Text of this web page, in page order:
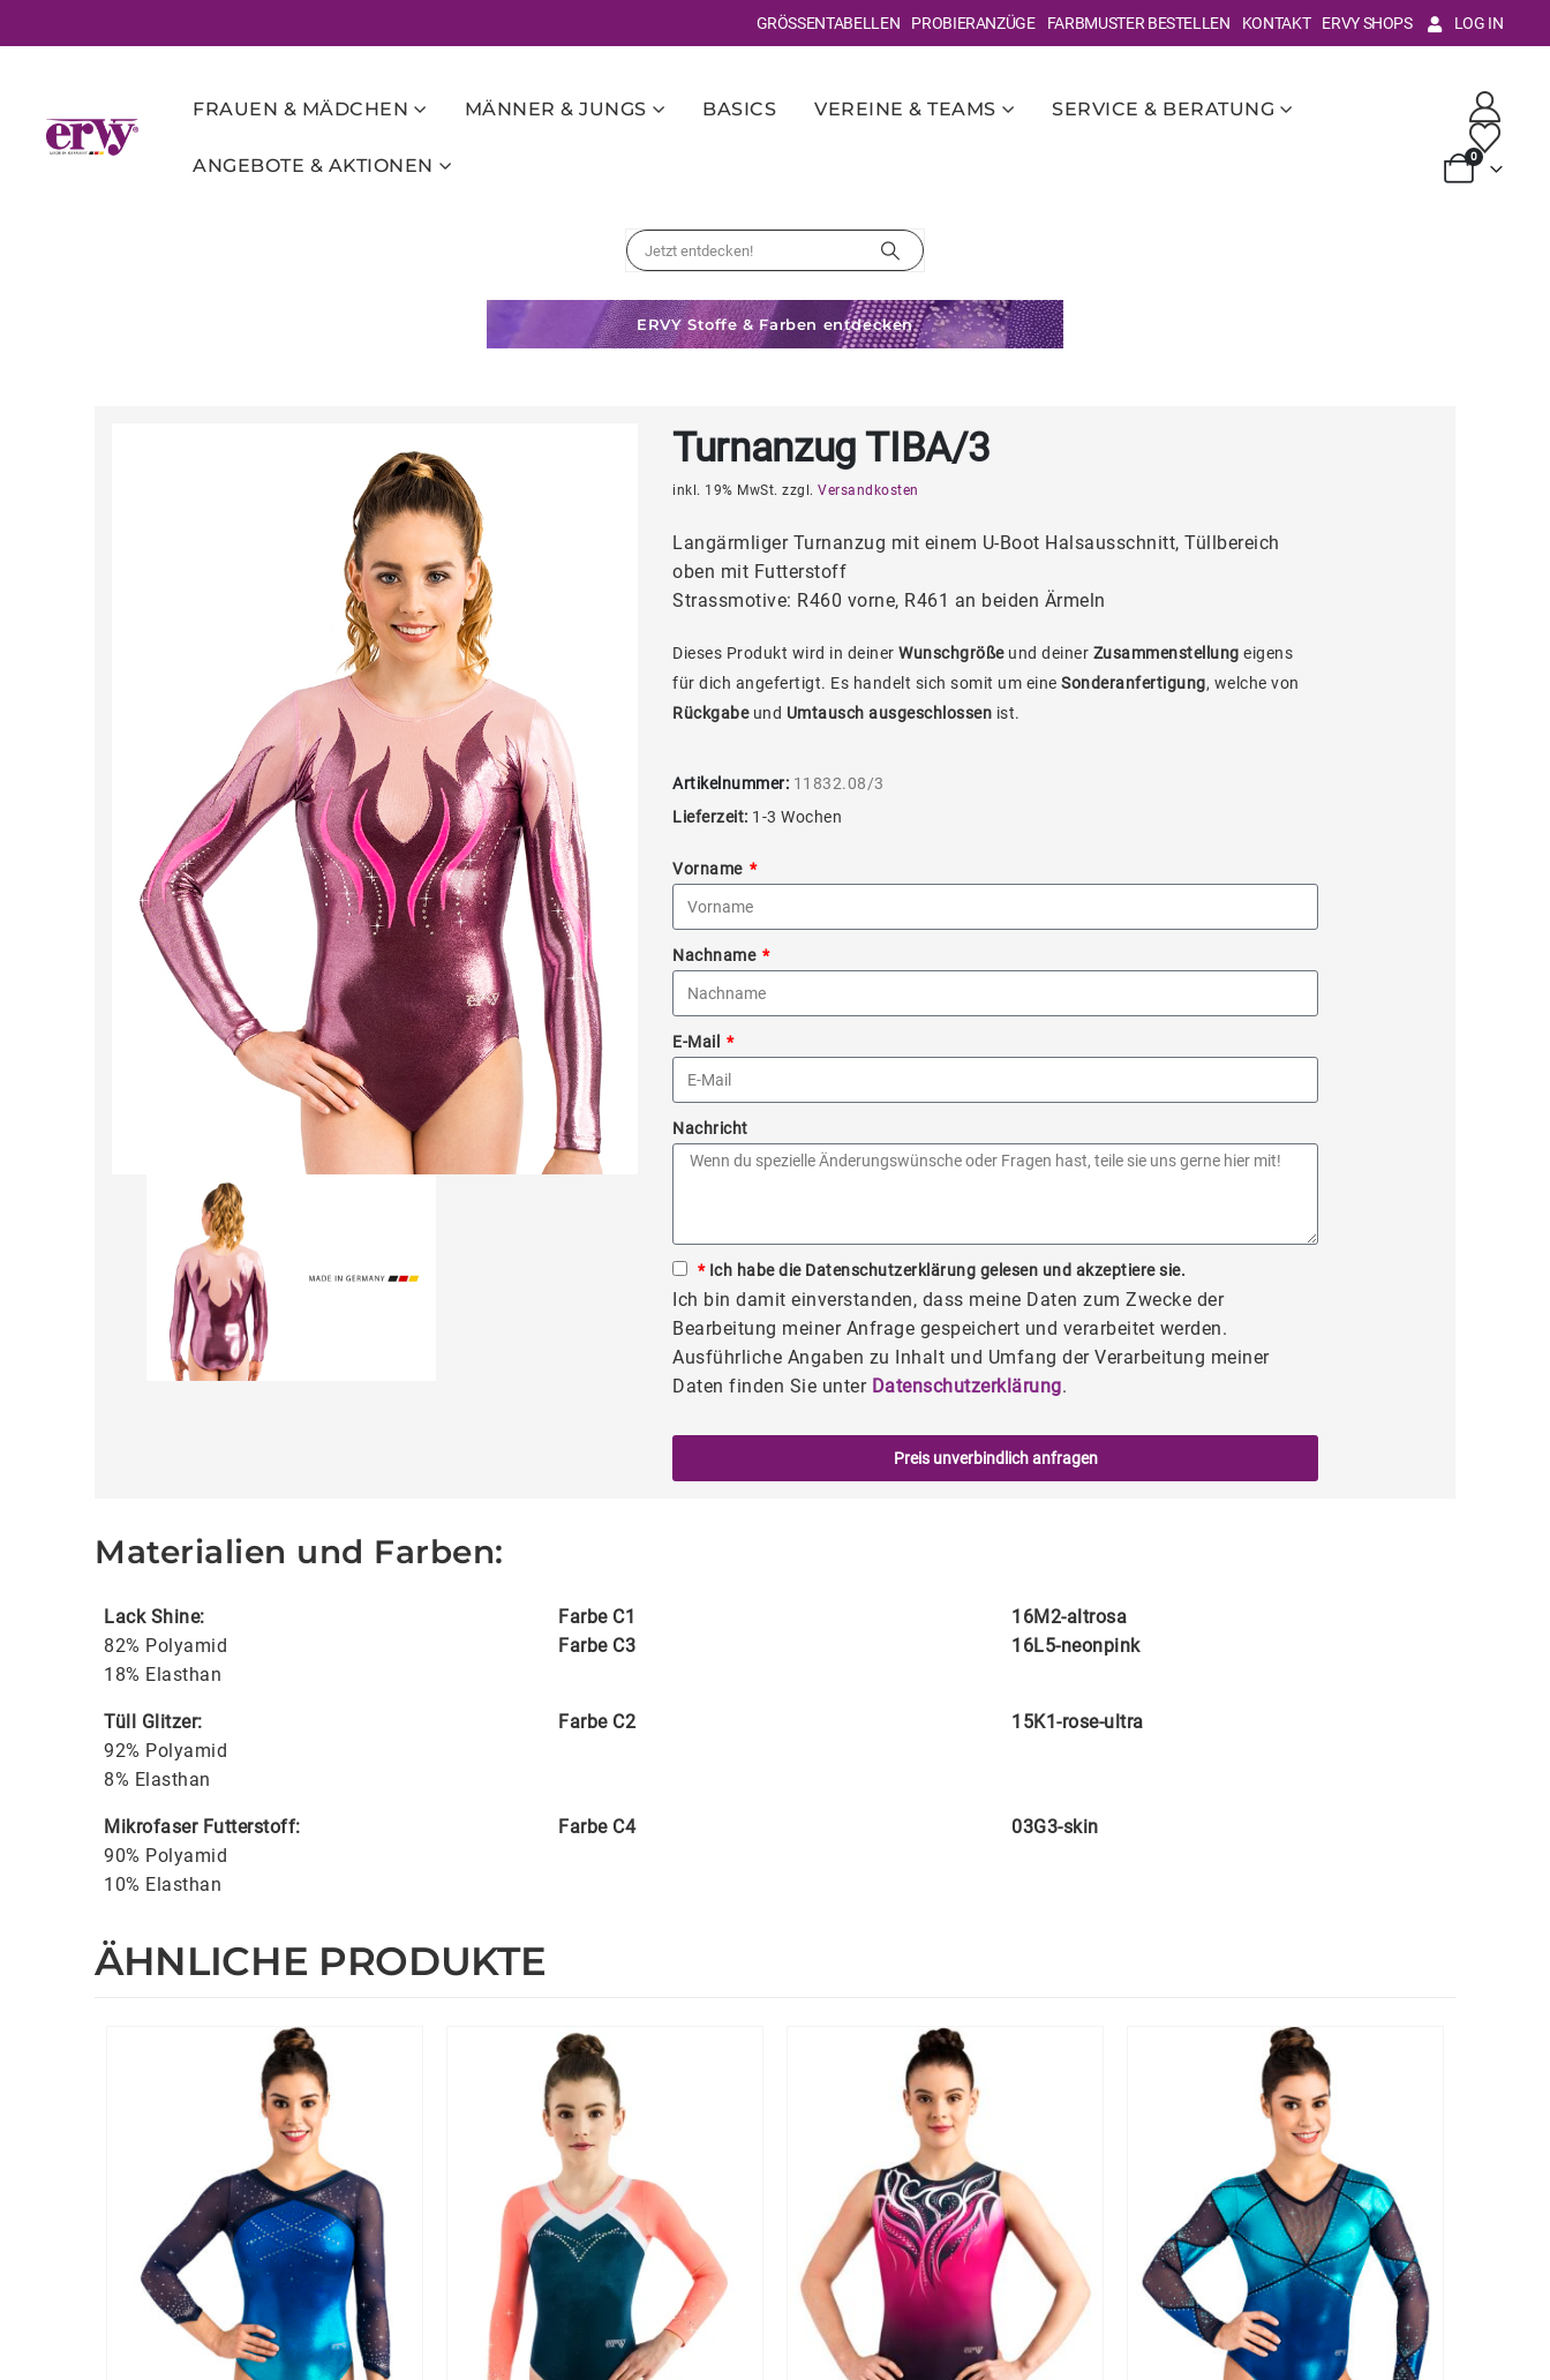
GRÖSSENTABELLEN PROBIERANZÜGE FARBMUSTER BESTELLEN KONTAKT ERVY SHOPS LOG IN
FRAUEN & MÄDCHEN MÄNNER & JUNGS BASICS VEREINE & TEAMS SERVICE & BERATUNG
ANGEBOTE & AKTIONEN 0
ERVY Stoffe & Farben entdecken
Turnanzug TIBA/3
inkl. 19% MwSt. zzgl. Versandkosten
Langärmliger Turnanzug mit einem U-Boot Halsausschnitt, Tüllbereich
oben mit Futterstoff
Strassmotive: R460 vorne, R461 an beiden Ärmeln
Dieses Produkt wird in deiner Wunschgrößeund deiner Zusammenstellung eigens
für dich angefertigt. Es handelt sich somit um eine Sonderanfertigung, welche von
Rückgabeund Umtausch ausgeschlossen ist.
Artikelnummer: 11832.08/3
Lieferzeit: 1-3 Wochen
Vorname
Nachname
E-Mail
Nachricht
*Ich habe die Datenschutzerklärung gelesen und akzeptiere sie.
Ich bin damit einverstanden, dass meine Daten zum Zwecke der
Bearbeitung meiner Anfrage gespeichert und verarbeitet werden.
Ausführliche Angaben zu Inhalt und Umfang der Verarbeitung meiner
Daten finden Sie unter Datenschutzerklärung.
Preis unverbindlich anfragen
Materialien und Farben:
Lack Shine:
82% Polyamid
18% Elasthan
Farbe C1
Farbe C3
16M2-altrosa
16L5-neonpink
Tüll Glitzer:
92% Polyamid
8% Elasthan
Farbe C2 15K1-rose-ultra
Mikrofaser Futterstoff:
90% Polyamid
10% Elasthan
Farbe C4 03G3-skin
ÄHNLICHE PRODUKTE